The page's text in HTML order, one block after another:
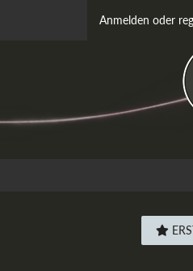
Anmelden oder